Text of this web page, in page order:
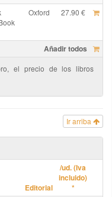
Oxford 27.90 €
Añadir todos
el precio de los libros
Ir arriba
Editorial
/ud. (Iva
incluido)
*